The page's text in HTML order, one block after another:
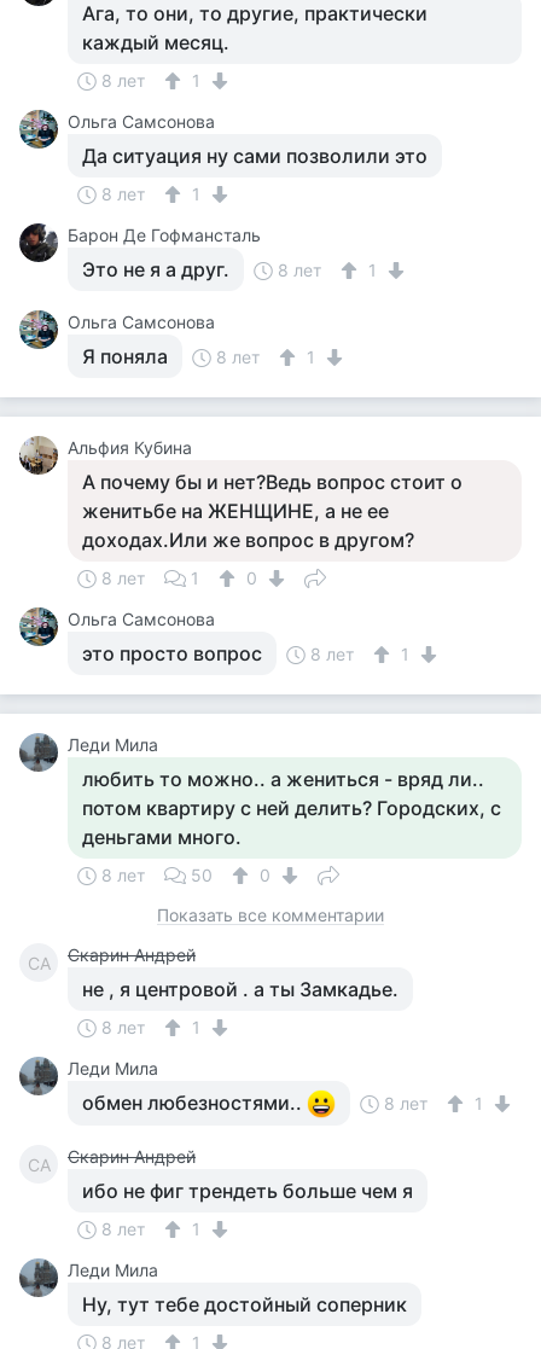
Ага, то они, то другие, практически
каждый месяц.
8 лет
1
Ольга Самсонова
Да ситуация ну сами позволили это
8 лет
1
Барон Де Гофмансталь
Это не я а друг. 8 лет 1
Ольга Самсонова
Я поняла 8 лет 1
Альфия Кубина
А почему бы и нет?Ведь вопрос стоит о
женитьбе на ЖЕНЩИНЕ, а не ее
доходах.Или же вопрос в другом?
8 лет 1
0
Ольга Самсонова
это просто вопрос 8 лет 1
Леди Мила
любить то можно.. а жениться - вряд ли..
потом квартиру с ней делить? Городских, с
деньгами много.
8 лет 50
0
Показать все комментарии
СА Скарин Андрей
не , я центровой . а ты Замкадье.
8 лет
1
Леди Мила
обмен любезностями.. 8 лет 1
СА Скарин Андрей
ибо не фиг трендеть больше чем я
8 лет
1
Леди Мила
Ну, тут тебе достойный соперник
8 лет 1